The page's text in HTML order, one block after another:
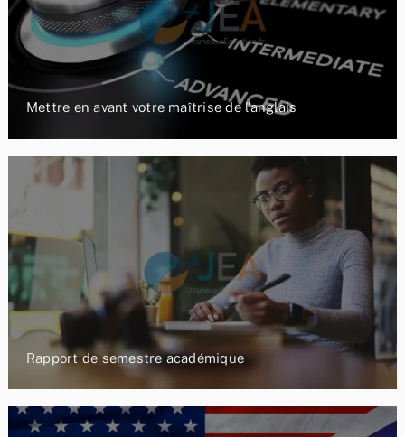
Mettre en avant votre maîtrise de l’anglais
Rapport de semestre académique